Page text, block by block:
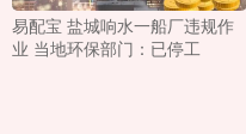
易配宝 盐城响水一船厂违规作
业 当地环保部门：已停工